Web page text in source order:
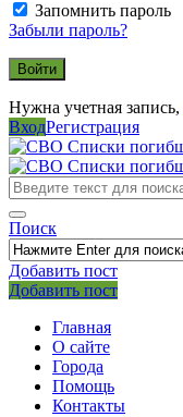
Запомнить пароль
Забыли пароль?
Нужна учетная запись,
ВходРегистрация
СВО
Списки
погибших
2022-
2026,
Новости
СВО
Поиск
Добавить пост
Мобильное
меню
Выйти
Добавить пост
Главная
О сайте
Города
Помощь
Контакты